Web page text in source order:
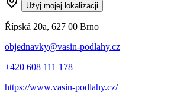
Użyj mojej lokalizacji
Řípská 20a, 627 00 Brno
objednavky@vasin-podlahy.cz
+420 608 111 178
https://www.vasin-podlahy.cz/